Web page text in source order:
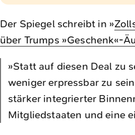
Der Spiegel schreibt in »
über Trumps »Geschenk«-
»Statt auf diesen Deal zu
weniger erpressbar zu
stärker integrierter
Mitgliedstaaten und eine